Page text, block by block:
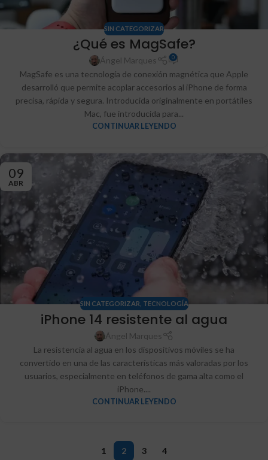
SIN CATEGORIZAR
¿Qué es MagSafe?
Ángel Marques 0
MagSafe es una tecnología de conexión magnética que Apple
desarrolló que permite acoplar accesorios al iPhone de forma
precisa, rápida y segura. Introducida originalmente en portátiles
Mac, fue introducida para...
CONTINUAR LEYENDO
09
ABR
SIN CATEGORIZAR TECNOLOGÍA
iPhone 14 resistente al agua
Ángel Marques
La resistencia al agua en los dispositivos móviles se ha
convertido en una de las características más valoradas por los
usuarios, especialmente en teléfonos de gama alta como el
iPhone....
CONTINUAR LEYENDO
1 2 3 4